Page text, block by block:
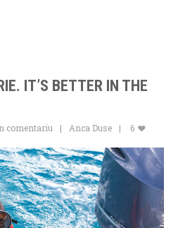
IT’S BETTER IN THE
comentariu Anca Duse 6